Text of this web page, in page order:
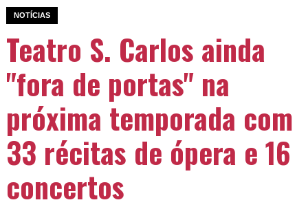
NOTÍCIAS
Teatro S. Carlos ainda
"fora de portas" na
próxima temporada com
33 récitas de ópera e 16
concertos